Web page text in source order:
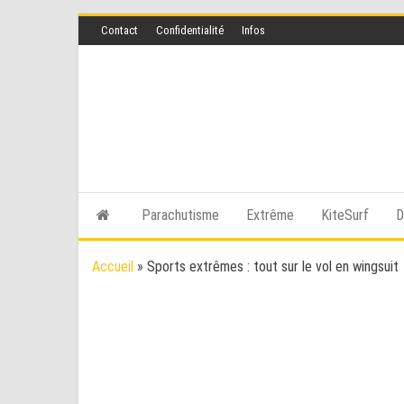
Skip
to
Contact Confidentialité Infos
Parachutisme Extrême KiteSurf
Accueil » Sports extrêmes : tout sur le vol en wingsuit